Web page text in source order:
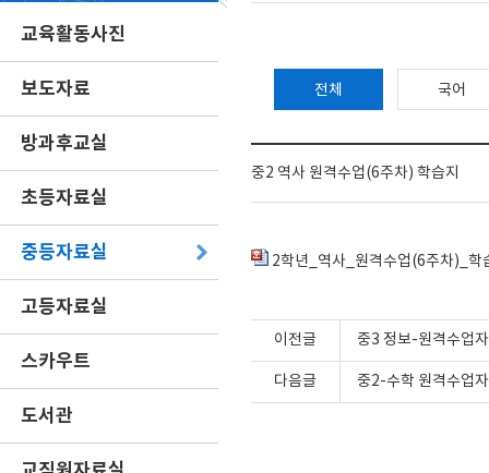
교육활동사진
보도자료
방과후교실
초등자료실
중등자료실
고등자료실
스카우트
도서관
전체 국어
중2 역사 원격수업(6주차) 학습지
2학년_역사_원격수업(6주차)_
이전글 중3 정보-원격수업
다음글 중2-수학 원격수업